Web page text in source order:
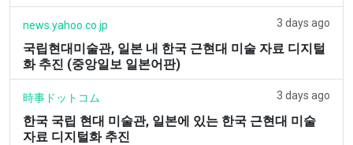
news.yahoo.co.jp 3 days ago
국립현대미술관, 일본 내 한국 근현대 미술 자료 디지털
화 추진 (중앙일보 일본어판)
時事ドットコム 3 days ago
한국 국립 현대 미술관, 일본에 있는 한국 근현대 미술
자료 디지털화 추진